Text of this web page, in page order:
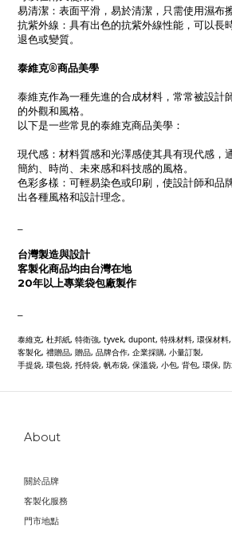
易清潔：表面平滑，易於清潔，只需使用濕布
抗紫外線：具有出色的抗紫外線性能，可以長
退色或變質。
泰維克®商品美學
泰維克作為一種先進的合成材料，常常被設計
的外觀和風格。
以下是一些常見的泰維克商品美學：
現代感：材料質感和光澤感使其具有現代感，
簡約、時尚、未來感和科技感的風格。
色彩多樣：可輕易染色或印刷，使設計師和品
出各種風格和設計理念。
台灣製造與設計
客製化商品均由台灣在地
20年以上專業袋包廠製作
泰維克, 杜邦紙, 特衛強, tyvek, dupont, 特殊材料, 環保材料,
客製化, 禮贈品, 贈品, 品牌合作, 企業採購, 小量訂製,
手提袋, 環包袋, 托特袋, 帆布袋, 保溫袋, 小包, 背包, 環保, 防
About
關於品牌
客製化服務
門市地點